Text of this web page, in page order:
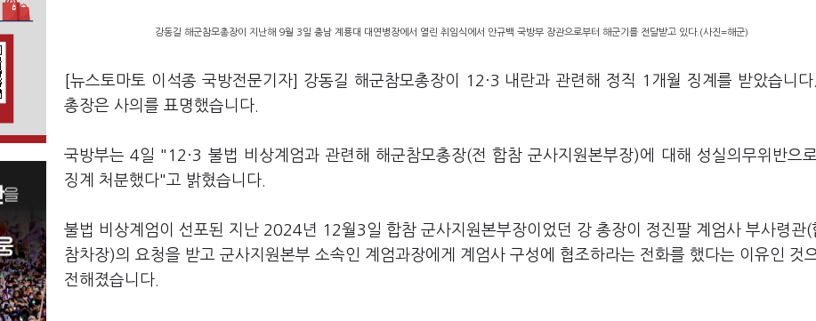
강동길 해군참모총장이 지난해 9월 3일 충남 계룡대 대연병장에서 열린 취임식에서 안규백 국방부 장관으로부터 해군기를 전달받고 있다.(사진=해군)
[뉴스토마토 이석종 국방전문기자] 강동길 해군참모총장이 12·3 내란과 관련해 정직 1개월 징계를 받았습니
총장은 사의를 표명했습니다.
국방부는 4일 "12·3 불법 비상계엄과 관련해 해군참모총장(전 합참 군사지원본부장)에 대해 성실의무위반으
징계 처분했다"고 밝혔습니다.
불법 비상계엄이 선포된 지난 2024년 12월3일 합참 군사지원본부장이었던 강 총장이 정진팔 계엄사 부사령관(
참차장)의 요청을 받고 군사지원본부 소속인 계엄과장에게 계엄사 구성에 협조하라는 전화를 했다는 이유인 것
전해졌습니다.